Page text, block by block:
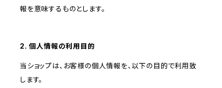
報を意味するものとします。
2. 個人情報の利用目的
当ショップは、お客様の個人情報を、以下の目的で利用致
します。